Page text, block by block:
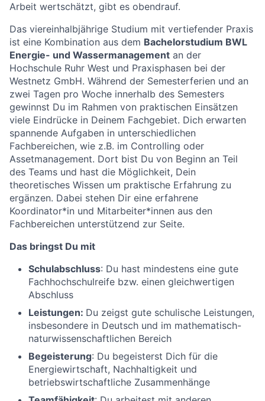
Arbeit wertschätzt, gibt es obendrauf.
Das viereinhalbjährige Studium mit vertiefender Praxis
ist eine Kombination aus dem Bachelorstudium BWL
Energie- und Wassermanagement an der
Hochschule Ruhr West und Praxisphasen bei der
Westnetz GmbH. Während der Semesterferien und an
zwei Tagen pro Woche innerhalb des Semesters
gewinnst Du im Rahmen von praktischen Einsätzen
viele Eindrücke in Deinem Fachgebiet. Dich erwarten
spannende Aufgaben in unterschiedlichen
Fachbereichen, wie z.B. im Controlling oder
Assetmanagement. Dort bist Du von Beginn an Teil
des Teams und hast die Möglichkeit, Dein
theoretisches Wissen um praktische Erfahrung zu
ergänzen. Dabei stehen Dir eine erfahrene
Koordinator*in und Mitarbeiter*innen aus den
Fachbereichen unterstützend zur Seite.
Das bringst Du mit
Schulabschluss: Du hast mindestens eine gute
Fachhochschulreife bzw. einen gleichwertigen
Abschluss
Leistungen: Du zeigst gute schulische Leistungen,
insbesondere in Deutsch und im mathematisch-
naturwissenschaftlichen Bereich
Begeisterung: Du begeisterst Dich für die
Energiewirtschaft, Nachhaltigkeit und
betriebswirtschaftliche Zusammenhänge